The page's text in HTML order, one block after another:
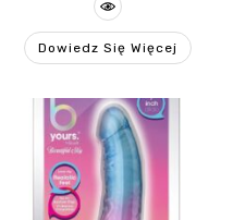
Dowiedz Się Więcej